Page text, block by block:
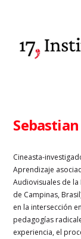
Cineasta-
Aprendizaje
Audiovisuales de
de Campinas,
en la intersección
pedagogías
experiencia, el